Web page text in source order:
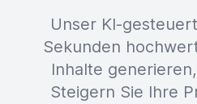
Unser KI-
Sekunden
Inhalte
Steigern Sie Ihre